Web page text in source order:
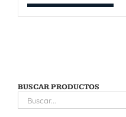
BUSCAR PRODUCTOS